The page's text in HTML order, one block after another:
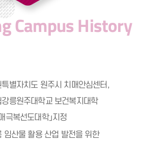
CampusHistory
특별자치도 원주시 치매안심센터,
강릉원주대학교 보건복지대학
극복선도대학」지정
임산물 활용 산업 발전을 위한